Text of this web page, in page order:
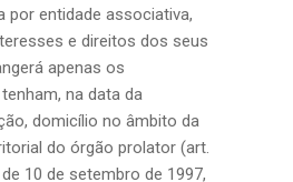
por entidade associativa,
e direitos dos seus
apenas os
na data da
domicílio no âmbito da
do órgão prolator (art.
10 de setembro de 1997,